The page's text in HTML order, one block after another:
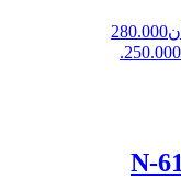
قیمت اصلی: تومان280.000